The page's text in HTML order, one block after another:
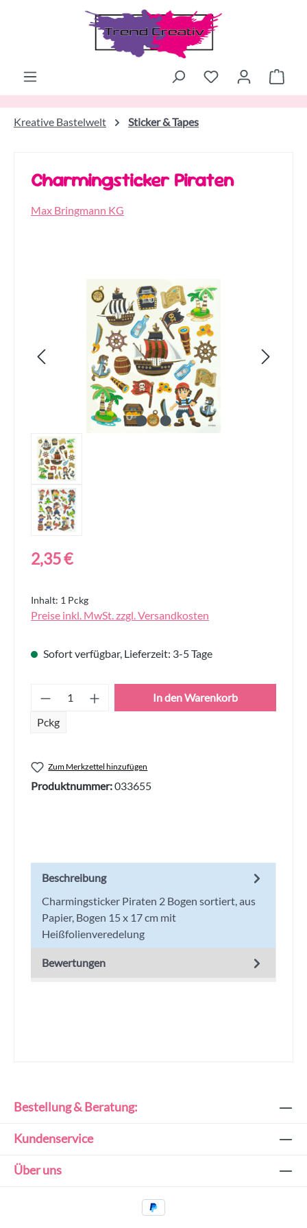
Zum Hauptinhalt springen
Kreative Bastelwelt Sticker & Tapes
Charmingsticker Piraten
Max Bringmann KG
Bildergalerie überspringen
Regulärer Preis:
2,35 €
Inhalt: 1 Pckg
Preise inkl. MwSt. zzgl. Versandkosten
Sofort verfügbar, Lieferzeit: 3-5 Tage
Produkt Anzahl: Gib den gewünschten
Pckg
In den Warenkorb
Zum Merkzettel hinzufügen
Produktnummer:033655
Beschreibung
Charmingsticker Piraten 2 Bogen sortiert, aus
Papier, Bogen 15 x 17 cm mit
Heißfolienveredelung
Bewertungen
Bestellung & Beratung:
Kundenservice
Über uns